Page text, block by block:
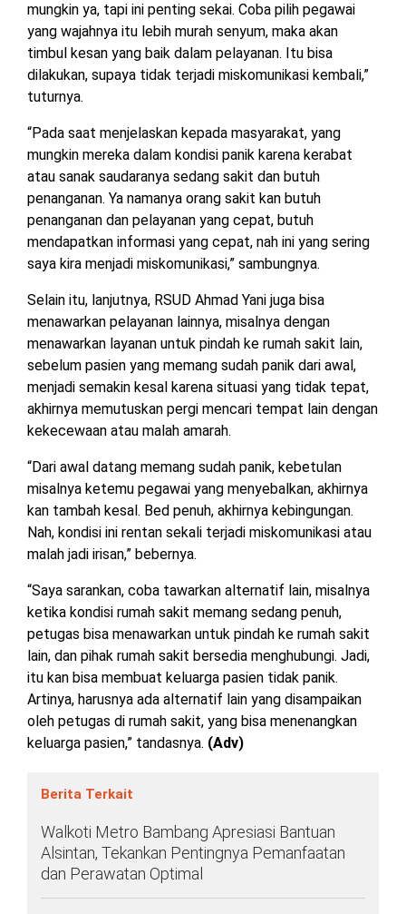
mungkin ya, tapi ini penting sekai. Coba pilih pegawai
yang wajahnya itu lebih murah senyum, maka akan
timbul kesan yang baik dalam pelayanan. Itu bisa
dilakukan, supaya tidak terjadi miskomunikasi kembali,”
tuturnya.
“Pada saat menjelaskan kepada masyarakat, yang
mungkin mereka dalam kondisi panik karena kerabat
atau sanak saudaranya sedang sakit dan butuh
penanganan. Ya namanya orang sakit kan butuh
penanganan dan pelayanan yang cepat, butuh
mendapatkan informasi yang cepat, nah ini yang sering
saya kira menjadi miskomunikasi,” sambungnya.
Selain itu, lanjutnya, RSUD Ahmad Yani juga bisa
menawarkan pelayanan lainnya, misalnya dengan
menawarkan layanan untuk pindah ke rumah sakit lain,
sebelum pasien yang memang sudah panik dari awal,
menjadi semakin kesal karena situasi yang tidak tepat,
akhirnya memutuskan pergi mencari tempat lain dengan
kekecewaan atau malah amarah.
“Dari awal datang memang sudah panik, kebetulan
misalnya ketemu pegawai yang menyebalkan, akhirnya
kan tambah kesal. Bed penuh, akhirnya kebingungan.
Nah, kondisi ini rentan sekali terjadi miskomunikasi atau
malah jadi irisan,” bebernya.
“Saya sarankan, coba tawarkan alternatif lain, misalnya
ketika kondisi rumah sakit memang sedang penuh,
petugas bisa menawarkan untuk pindah ke rumah sakit
lain, dan pihak rumah sakit bersedia menghubungi. Jadi,
itu kan bisa membuat keluarga pasien tidak panik.
Artinya, harusnya ada alternatif lain yang disampaikan
oleh petugas di rumah sakit, yang bisa menenangkan
keluarga pasien,” tandasnya. (Adv)
Berita Terkait
Walkoti Metro Bambang Apresiasi Bantuan
Alsintan, Tekankan Pentingnya Pemanfaatan
dan Perawatan Optimal